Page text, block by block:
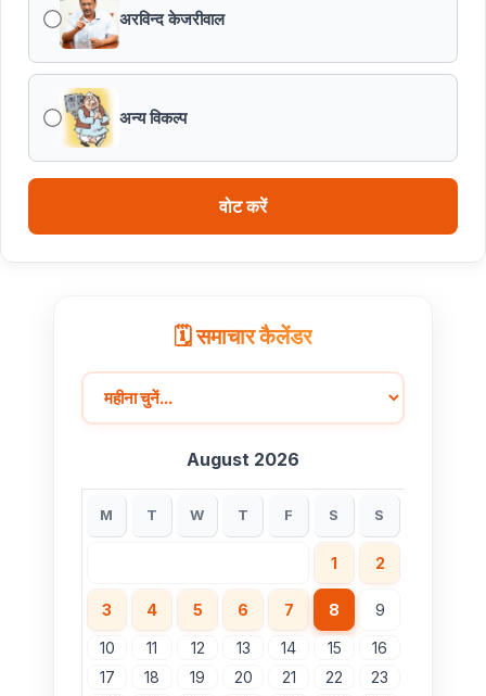
प्रत्येक शुक्रवार को दौरे पर रहेंगे अधिकारी : मुख्यमंत्री डॉ. यादव
हथकरघा, हमारी समृद्धशाली सांस्कृतिक विरासत, कौशल और
आत्मनिर्भरता का सशक्त प्रतीक है : मुख्यमंत्री डॉ. यादव
मुख्यमंत्री डॉ. यादव ने गुरु हरकिशन साहिब के प्रकाश पर्व पर दी
बधाई
स्वामीनाथन की जयंती पर किया नमन
अरविन्द केजरीवाल
अन्य विकल्प
वोट करें
🗓️ समाचार कैलेंडर
August 2026
M T W T F S S
1 2
3 4 5 6 7 8 9
10 11 12 13 14 15
16
17
18 19 20 21 22
23